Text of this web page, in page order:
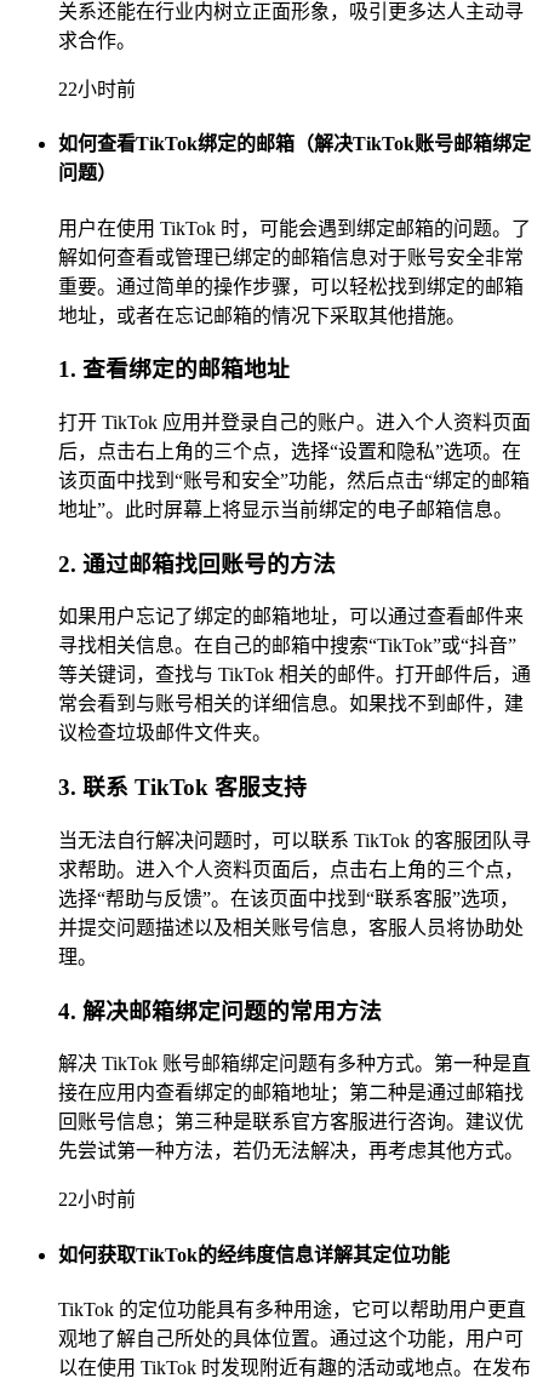
关系还能在行业内树立正面形象，吸引更多达人主动寻
求合作。
22小时前
如何查看TikTok绑定的邮箱（解决TikTok账号邮箱绑定
问题）
用户在使用 TikTok 时，可能会遇到绑定邮箱的问题。了
解如何查看或管理已绑定的邮箱信息对于账号安全非常
重要。通过简单的操作步骤，可以轻松找到绑定的邮箱
地址，或者在忘记邮箱的情况下采取其他措施。
1. 查看绑定的邮箱地址
打开 TikTok 应用并登录自己的账户。进入个人资料页面
后，点击右上角的三个点，选择“设置和隐私”选项。在
该页面中找到“账号和安全”功能，然后点击“绑定的邮箱
地址”。此时屏幕上将显示当前绑定的电子邮箱信息。
2. 通过邮箱找回账号的方法
如果用户忘记了绑定的邮箱地址，可以通过查看邮件来
寻找相关信息。在自己的邮箱中搜索“TikTok”或“抖音”
等关键词，查找与 TikTok 相关的邮件。打开邮件后，通
常会看到与账号相关的详细信息。如果找不到邮件，建
议检查垃圾邮件文件夹。
3. 联系 TikTok 客服支持
当无法自行解决问题时，可以联系 TikTok 的客服团队寻
求帮助。进入个人资料页面后，点击右上角的三个点，
选择“帮助与反馈”。在该页面中找到“联系客服”选项，
并提交问题描述以及相关账号信息，客服人员将协助处
理。
4. 解决邮箱绑定问题的常用方法
解决 TikTok 账号邮箱绑定问题有多种方式。第一种是直
接在应用内查看绑定的邮箱地址；第二种是通过邮箱找
回账号信息；第三种是联系官方客服进行咨询。建议优
先尝试第一种方法，若仍无法解决，再考虑其他方式。
22小时前
如何获取TikTok的经纬度信息详解其定位功能
TikTok 的定位功能具有多种用途，它可以帮助用户更直
观地了解自己所处的具体位置。通过这个功能，用户可
以在使用 TikTok 时发现附近有趣的活动或地点。在发布